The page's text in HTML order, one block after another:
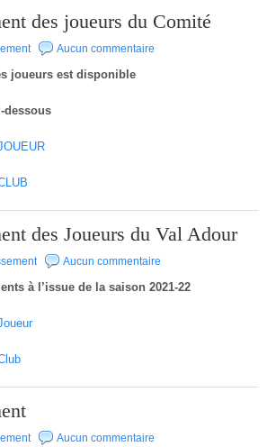
des joueurs du Comité
Aucun commentaire
joueurs est disponible
dessous
des Joueurs du Val Adour
Aucun commentaire
à l’issue de la saison 2021-22
Aucun commentaire